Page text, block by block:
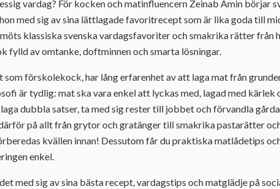
vardag? För kocken och matinfluencern Zeinab Amin börjar
med sig av sina lättlagade favoritrecept som är lika goda till
klassiska svenska vardagsfavoriter och smakrika rätter från
fylld av omtanke, doftminnen och smarta lösningar.
förskolekock, har lång erfarenhet av att laga mat från
är tydlig: mat ska vara enkel att lyckas med, lagad med kärlek
dubbla satser, ta med sig rester till jobbet och förvandla
på allt från grytor och gratänger till smakrika pastarätter
kvällen innan! Dessutom får du praktiska matlådetips
enkel.
med sig av sina bästa recept, vardagstips och matglädje på